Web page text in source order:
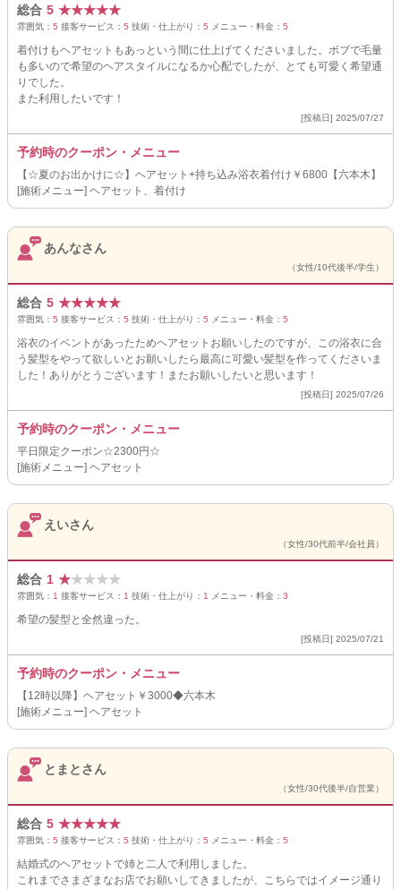
総合 5 ★★★★★
雰囲気： 5 接客サービス： 5 技術・仕上がり： 5 メニュー・料金： 5
着付けもヘアセットもあっという間に仕上げてくださいました。ボブで毛量
も多いので希望のヘアスタイルになるか心配でしたが、とても可愛く希望通
りでした。
また利用したいです！
[投稿日] 2025/07/27
予約時のクーポン・メニュー
【☆夏のお出かけに☆】ヘアセット+持ち込み浴衣着付け￥6800【六本木】
[施術メニュー] ヘアセット、着付け
あんなさん
（女性/10代後半/学生）
総合 5 ★★★★★
雰囲気： 5 接客サービス： 5 技術・仕上がり： 5 メニュー・料金： 5
浴衣のイベントがあったためヘアセットお願いしたのですが、この浴衣に合
う髪型をやって欲しいとお願いしたら最高に可愛い髪型を作ってくださいま
した！ありがとうございます！またお願いしたいと思います！
[投稿日] 2025/07/26
予約時のクーポン・メニュー
平日限定クーポン☆2300円☆
[施術メニュー] ヘアセット
えいさん
（女性/30代前半/会社員）
総合 1 ★★★★★
雰囲気： 1 接客サービス： 1 技術・仕上がり： 1 メニュー・料金： 3
希望の髪型と全然違った。
[投稿日] 2025/07/21
予約時のクーポン・メニュー
【12時以降】ヘアセット￥3000◆六本木
[施術メニュー] ヘアセット
とまとさん
（女性/30代後半/自営業）
総合 5 ★★★★★
雰囲気： 5 接客サービス： 5 技術・仕上がり： 5 メニュー・料金： 5
結婚式のヘアセットで姉と二人で利用しました。
これまでさまざまなお店でお願いしてきましたが、こちらではイメージ通り